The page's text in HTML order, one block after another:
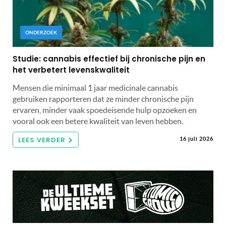
ONDERZOEK
Studie: cannabis effectief bij chronische pijn en
het verbetert levenskwaliteit
Mensen die minimaal 1 jaar medicinale cannabis
gebruiken rapporteren dat ze minder chronische pijn
ervaren, minder vaak spoedeisende hulp opzoeken en
vooral ook een betere kwaliteit van leven hebben.
LEES VERDER 16 juli 2026